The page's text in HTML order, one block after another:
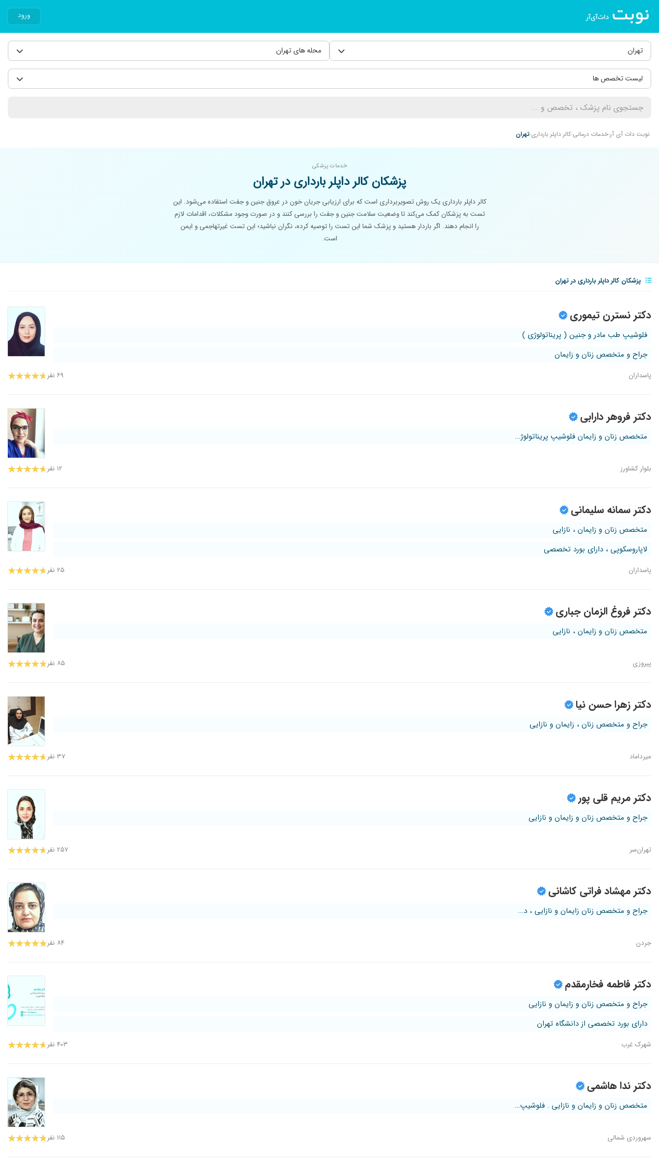
ورود
تهران محله های تهران
لیست تخصص ها
نوبت دات آی آرخدمات درمانی کالر داپلر بارداری تهران
خدمات پزشکی
پزشکان کالر داپلر بارداری در تهران
کالر داپلر بارداری یک روش تصویربرداری است که برای ارزیابی جریان خون در عروق جنین و جفت استفاده می‌شود. این
تست به پزشکان کمک می‌کند تا وضعیت سلامت جنین و جفت را بررسی کنند و در صورت وجود مشکلات، اقدامات لازم
را انجام دهند. اگر باردار هستید و پزشک شما این تست را توصیه کرده، نگران نباشید؛ این تست غیرتهاجمی و ایمن
است.
پزشکان کالر داپلر بارداری در تهران
دکتر نسترن تیموری
فلوشیپ طب مادر و جنین ( پریناتولوژی )
جراح و متخصص زنان و زایمان
پاسداران ۶۹ نفر
دکتر فروهر دارابی
متخصص زنان و زایمان فلوشیپ پریناتولوژ...
بلوار کشاورز ۱۲ نفر
دکتر سمانه سلیمانی
متخصص زنان و زایمان ، نازایی
لاپاروسکوپی ، دارای بورد تخصصی
پاسداران ۲۵ نفر
دکتر فروغ الزمان جباری
متخصص زنان و زایمان ، نازایی
پیروزی ۸۵ نفر
دکتر زهرا حسن نیا
جراح و متخصص زنان ، زایمان و نازایی
میرداماد ۳۷ نفر
دکتر مریم قلی پور
جراح و متخصص زنان و زایمان و نازایی
تهران‌سر ۲۵۷ نفر
دکتر مهشاد فراتی کاشانی
جراح و متخصص زنان زایمان و نازایی ، د...
جردن ۸۴ نفر
دکتر فاطمه فخارمقدم
جراح و متخصص زنان و زایمان و نازایی
دارای بورد تخصصی از دانشگاه تهران
شهرک غرب ۴۰۳ نفر
دکتر ندا هاشمی
متخصص زنان و زایمان و نازایی . فلوشیپ...
سهروردی شمالی ۱۱۵ نفر